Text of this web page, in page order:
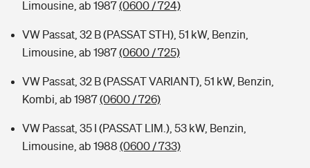
Limousine, ab 1987(0600 / 724)
VW Passat, 32 B (PASSAT STH), 51 kW, Benzin,
Limousine, ab 1987(0600 / 725)
VW Passat, 32 B (PASSAT VARIANT), 51 kW, Benzin,
Kombi, ab 1987(0600 / 726)
VW Passat, 35 I (PASSAT LIM.), 53 kW, Benzin,
Limousine, ab 1988 (0600 / 733)